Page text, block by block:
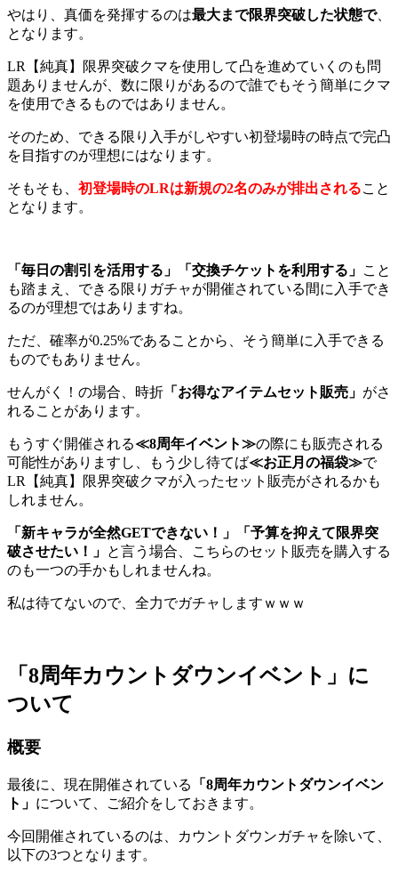
やはり、真価を発揮するのは最大まで限界突破した状態で、
となります。
LR【純真】限界突破クマを使用して凸を進めていくのも問
題ありませんが、数に限りがあるので誰でもそう簡単にクマ
を使用できるものではありません。
そのため、できる限り入手がしやすい初登場時の時点で完凸
を目指すのが理想にはなります。
そもそも、 初登場時のLRは新規の2名のみが排出されること
となります。
「毎日の割引を活用する」「交換チケットを利用する」 こと
も踏まえ、できる限りガチャが開催されている間に入手でき
るのが理想ではありますね。
ただ、確率が0.25%であることから、そう簡単に入手できる
ものでもありません。
せんがく！の場合、時折 「お得なアイテムセット販売」 がさ
れることがあります。
もうすぐ開催される≪8周年イベント≫の際にも販売される
可能性がありますし、もう少し待てば≪お正月の福袋≫で
LR【純真】限界突破クマが入ったセット販売がされるかも
しれません。
「新キャラが全然GETできない！」「予算を抑えて限界突
破させたい！」 と言う場合、こちらのセット販売を購入する
のも一つの手かもしれませんね。
私は待てないので、全力でガチャしますｗｗｗ
「8周年カウントダウンイベント」に
ついて
概要
最後に、現在開催されている 「 8周年カウントダウンイベン
ト」 について、ご紹介をしておきます。
今回開催されているのは、カウントダウンガチャを除いて、
以下の3つとなります。